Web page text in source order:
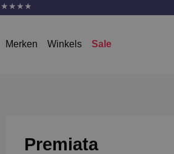
★★★★★
Merken Winkels Sale
Premiata